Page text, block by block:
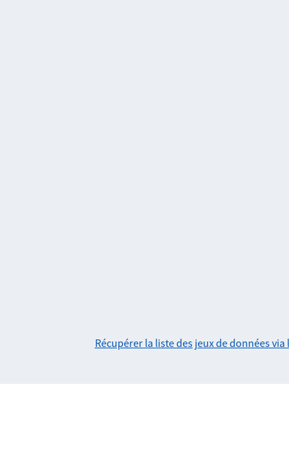
Récupérer la liste des jeux de données via